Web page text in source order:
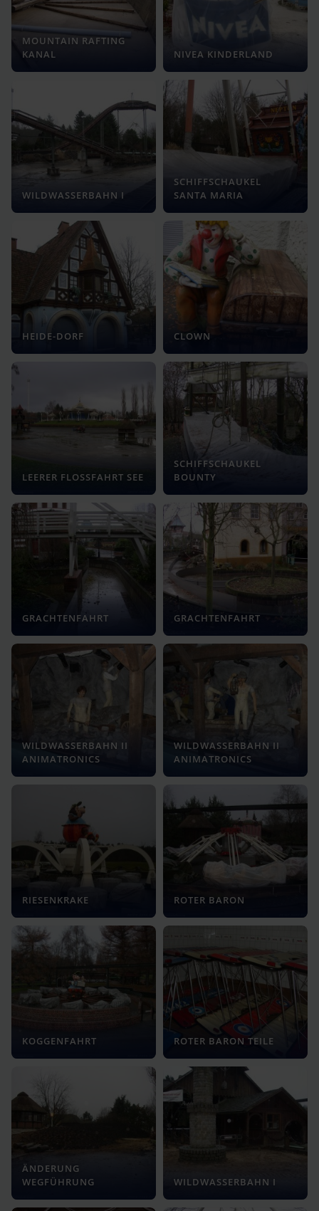
MOUNTAIN RAFTING
KANAL
NIVEA KINDERLAND
WILDWASSERBAHN I
SCHIFFSCHAUKEL
SANTA MARIA
HEIDE-DORF CLOWN
LEERER FLOSSFAHRT SEE
SCHIFFSCHAUKEL
BOUNTY
GRACHTENFAHRT GRACHTENFAHRT
WILDWASSERBAHN II
ANIMATRONICS
WILDWASSERBAHN II
ANIMATRONICS
RIESENKRAKE ROTER BARON
KOGGENFAHRT ROTER BARON TEILE
ÄNDERUNG
WEGFÜHRUNG
WILDWASSERBAHN I